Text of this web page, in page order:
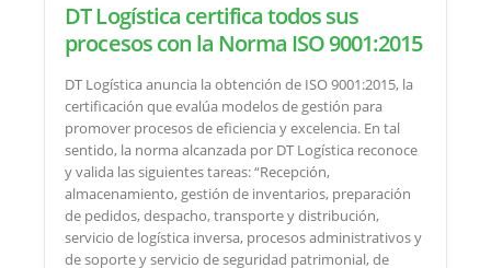
DT Logística certifica todos sus
procesos con la Norma ISO 9001:2015
DT Logística anuncia la obtención de ISO 9001:2015, la
certificación que evalúa modelos de gestión para
promover procesos de eficiencia y excelencia. En tal
sentido, la norma alcanzada por DT Logística reconoce
y valida las siguientes tareas: “Recepción,
almacenamiento, gestión de inventarios, preparación
de pedidos, despacho, transporte y distribución,
servicio de logística inversa, procesos administrativos y
de soporte y servicio de seguridad patrimonial, de